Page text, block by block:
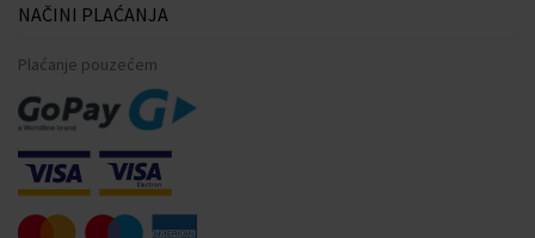
NAČINI PLAĆANJA
Plaćanje pouzećem